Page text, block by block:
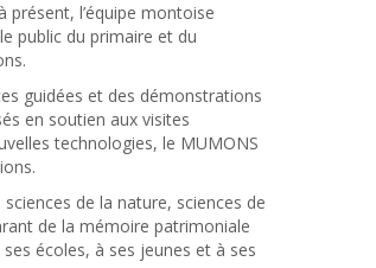
présent, l’équipe montoise
public du primaire et du
guidées et des démonstrations
en soutien aux visites
technologies, le MUMONS
de la nature, sciences de
de la mémoire patrimoniale
ses écoles, à ses jeunes et à ses